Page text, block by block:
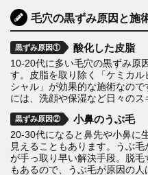
毛穴の黒ずみ原因と施
黒ずみ原因① 酸化した皮脂
10-20代に多い毛穴の黒ずみ原
す。皮脂を取り除く「ケミカ
シャル」が効果的な施術なの
には、洗顔や保湿など日々のス
黒ずみ原因② 小鼻のうぶ毛
20-30代になると鼻先や小鼻に
見えることもあります。うぶ
が手っ取り早い解決手段。脱
もあるので、うぶ毛が原因の人